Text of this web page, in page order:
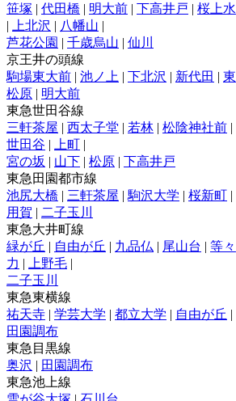
笹塚 | 代田橋 | 明大前 | 下高井戸 | 桜上水
|
上北沢 | 八幡山 |
芦花公園 | 千歳烏山 | 仙川
京王井の頭線
駒場東大前 | 池ノ上 | 下北沢 | 新代田 | 東
松原 | 明大前
東急世田谷線
三軒茶屋 | 西太子堂 | 若林 | 松陰神社前 |
世田谷 | 上町 |
宮の坂 | 山下 | 松原 | 下高井戸
東急田園都市線
池尻大橋 | 三軒茶屋 | 駒沢大学 | 桜新町 |
用賀 | 二子玉川
東急大井町線
緑が丘 | 自由が丘 | 九品仏 | 尾山台 | 等々
力 | 上野毛 |
二子玉川
東急東横線
祐天寺 | 学芸大学 | 都立大学 | 自由が丘 |
田園調布
東急目黒線
奥沢 | 田園調布
東急池上線